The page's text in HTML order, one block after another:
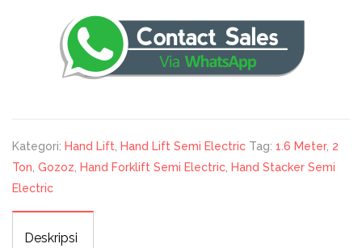
Kategori: Hand Lift Hand Lift Semi Electric Tag: 1.6 Meter, 2
Ton Gozoz Hand Forklift Semi Electric Hand Stacker Semi
Electric
Deskripsi